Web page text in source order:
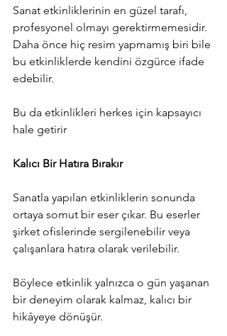
Sanat etkinliklerinin en güzel tarafı,
profesyonel olmayı gerektirmemesidir.
Daha önce hiç resim yapmamış biri bile
bu etkinliklerde kendini özgürce ifade
edebilir.
Bu da etkinlikleri herkes için kapsayıcı
hale getirir
Kalıcı Bir Hatıra Bırakır
Sanatla yapılan etkinliklerin sonunda
ortaya somut bir eser çıkar. Bu eserler
şirket ofislerinde sergilenebilir veya
çalışanlara hatıra olarak verilebilir.
Böylece etkinlik yalnızca o gün yaşanan
bir deneyim olarak kalmaz, kalıcı bir
hikâyeye dönüşür.